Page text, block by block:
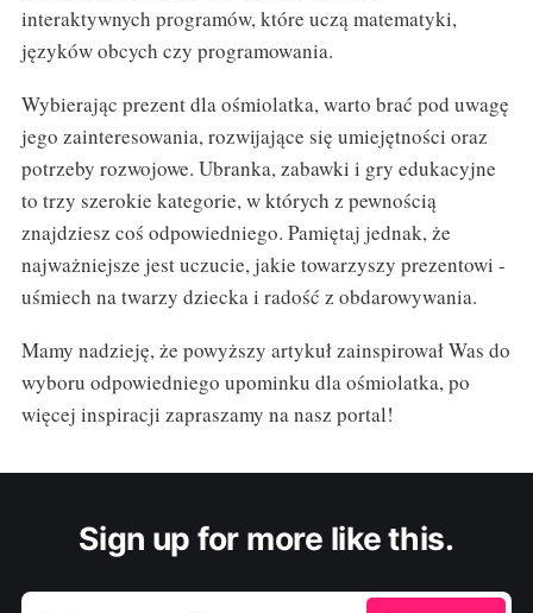
interaktywnych programów, które uczą matematyki,
języków obcych czy programowania.
Wybierając prezent dla ośmiolatka, warto brać pod uwagę
jego zainteresowania, rozwijające się umiejętności oraz
potrzeby rozwojowe. Ubranka, zabawki i gry edukacyjne
to trzy szerokie kategorie, w których z pewnością
znajdziesz coś odpowiedniego. Pamiętaj jednak, że
najważniejsze jest uczucie, jakie towarzyszy prezentowi -
uśmiech na twarzy dziecka i radość z obdarowywania.
Mamy nadzieję, że powyższy artykuł zainspirował Was do
wyboru odpowiedniego upominku dla ośmiolatka, po
więcej inspiracji zapraszamy na nasz portal!
Sign up for more like this.